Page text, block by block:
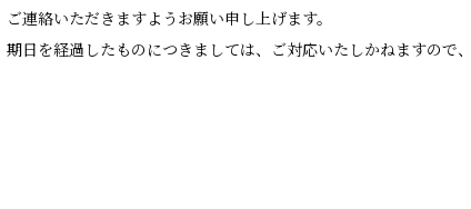
ご連絡いただきますようお願い申し上げます。
期日を経過したものにつきましては、ご対応いたしかねますので